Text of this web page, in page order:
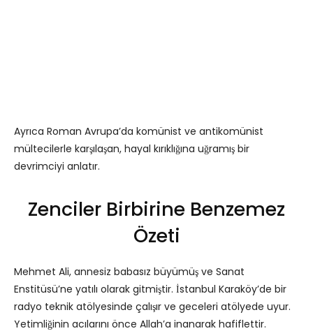
Ayrıca Roman Avrupa’da komünist ve antikomünist
mültecilerle karşılaşan, hayal kırıklığına uğramış bir
devrimciyi anlatır.
Zenciler Birbirine Benzemez
Özeti
Mehmet Ali, annesiz babasız büyümüş ve Sanat
Enstitüsü’ne yatılı olarak gitmiştir. İstanbul Karaköy’de bir
radyo teknik atölyesinde çalışır ve geceleri atölyede uyur.
Yetimliğinin acılarını önce Allah’a inanarak hafiflettir.